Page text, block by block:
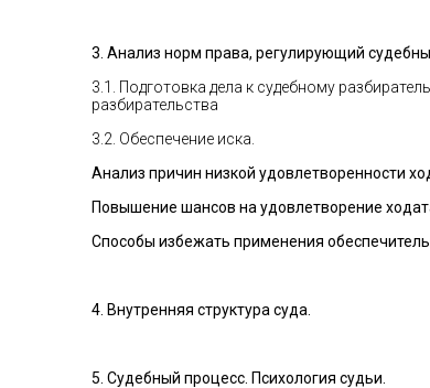
3. Анализ норм права, регулирующий
3.1. Подготовка дела к судебному
разбирательства
3.2. Обеспечение иска.
Анализ причин низкой удовлетворенности
Повышение шансов на удовлетворение
Способы избежать применения
4. Внутренняя структура суда.
5. Судебный процесс. Психология судьи.